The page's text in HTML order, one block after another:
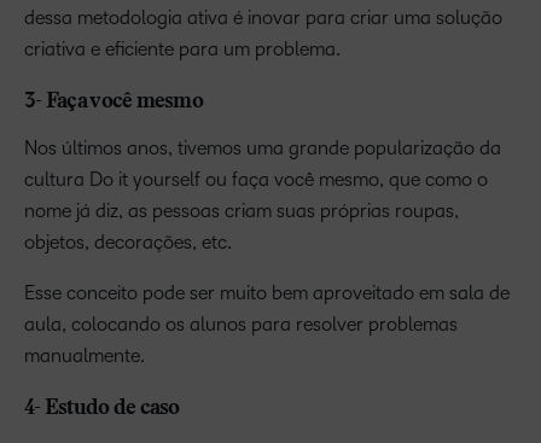
dessa metodologia ativa é inovar para criar uma solução
criativa e eficiente para um problema.
3- Faça você mesmo
Nos últimos anos, tivemos uma grande popularização da
cultura Do it yourself ou faça você mesmo, que como o
nome já diz, as pessoas criam suas próprias roupas,
objetos, decorações, etc.
Esse conceito pode ser muito bem aproveitado em sala de
aula, colocando os alunos para resolver problemas
manualmente.
4- Estudo de caso